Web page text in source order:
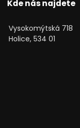
Kde nás najdete
Vysokomýtská 718
Holice, 534 01